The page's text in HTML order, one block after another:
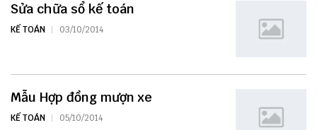
Sửa chữa sổ kế toán
KẾ TOÁN 03/10/2014
Mẫu Hợp đồng mượn xe
KẾ TOÁN 05/10/2014